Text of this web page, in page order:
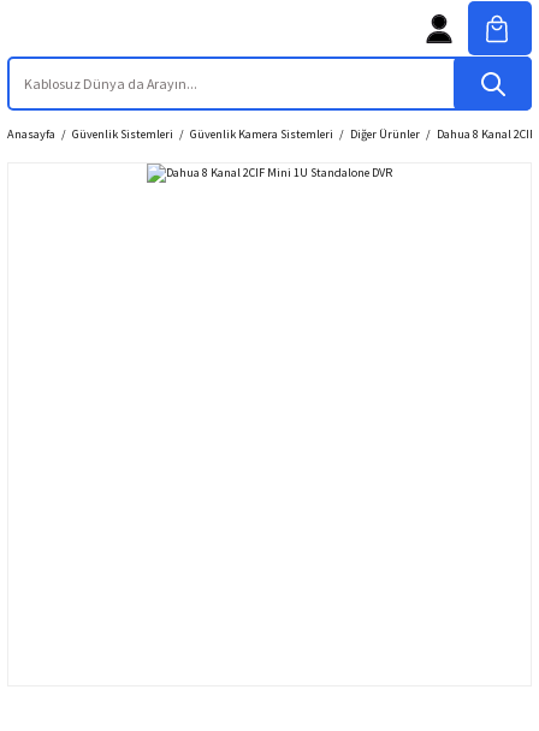
Anasayfa Güvenlik Sistemleri Güvenlik Kamera Sistemleri Diğer Ürünler Dahua 8 Kanal